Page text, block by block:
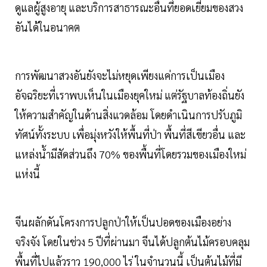
ดูแลผู้สูงอายุ และบริการสาธารณะอื่นที่ยอดเยี่ยมของสวง
อันได้ในอนาคต
การพัฒนาสวงอันยังจะไม่หยุดเพียงแค่การเป็นเมือง
อัจฉริยะที่เราพบเห็นในเมืองยุคใหม่ แต่รัฐบาลท้องถิ่นยัง
ให้ความสำคัญในด้านสิ่งแวดล้อม โดยดำเนินการปรับภูมิ
ทัศน์ทั้งระบบ เพื่อมุ่งหวังให้พื้นที่ป่า พื้นที่สีเขียวอื่น และ
แหล่งน้ำมีสัดส่วนถึง 70% ของพื้นที่โดยรวมของเมืองใหม่
แห่งนี้
จีนผลักดันโครงการปลูกป่าให้เป็นปอดของเมืองอย่าง
จริงจัง โดยในช่วง 5 ปีที่ผ่านมา จีนได้ปลูกต้นไม้ครอบคลุม
พื้นที่ไปแล้วราว 190,000 ไร่ ในจำนวนนี้ เป็นต้นไม้ที่มี